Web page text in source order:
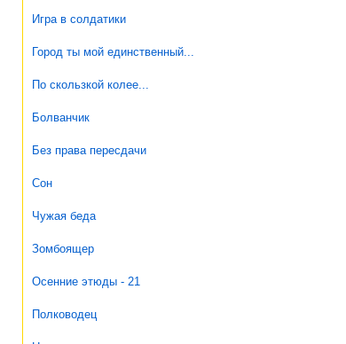
Игра в солдатики
Город ты мой единственный...
По скользкой колее...
Болванчик
Без права пересдачи
Сон
Чужая беда
Зомбоящер
Осенние этюды - 21
Полководец